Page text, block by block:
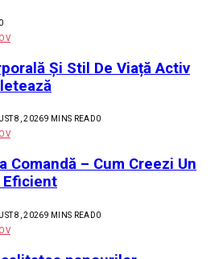
0
Și Stil De Viață Activ
8, 20269 MINS READ0
Comandă – Cum Creezi Un
Eficient
8, 20269 MINS READ0